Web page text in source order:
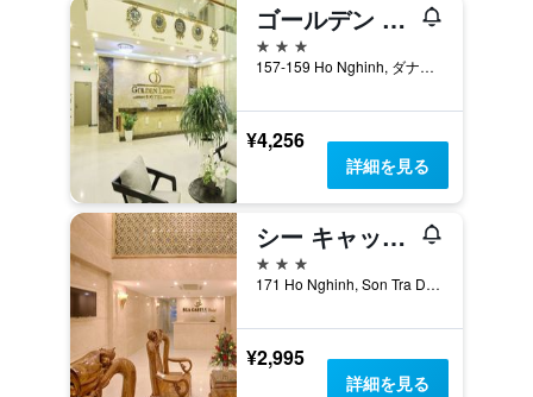
ゴールデン ライト
3つ星
157-159 Ho Nghinh, ダナン, ベトナム
¥4,256
詳細を見る
シー キャッスル ホテル
3つ星
171 Ho Nghinh, Son Tra Dist, ダナン, ベトナム
¥2,995
詳細を見る